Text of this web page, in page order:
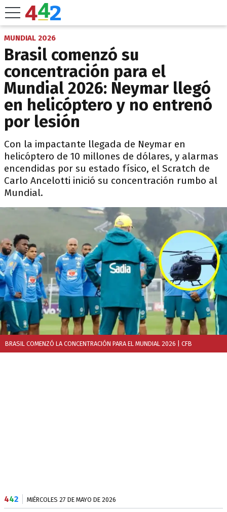
MUNDIAL 2026
Brasil comenzó su
concentración para el
Mundial 2026: Neymar llegó
en helicóptero y no entrenó
por lesión
Con la impactante llegada de Neymar en
helicóptero de 10 millones de dólares, y alarmas
encendidas por su estado físico, el Scratch de
Carlo Ancelotti inició su concentración rumbo al
Mundial.
BRASIL COMENZÓ LA CONCENTRACIÓN PARA EL MUNDIAL 2026 | CFB
442 MIÉRCOLES 27 DE MAYO DE 2026